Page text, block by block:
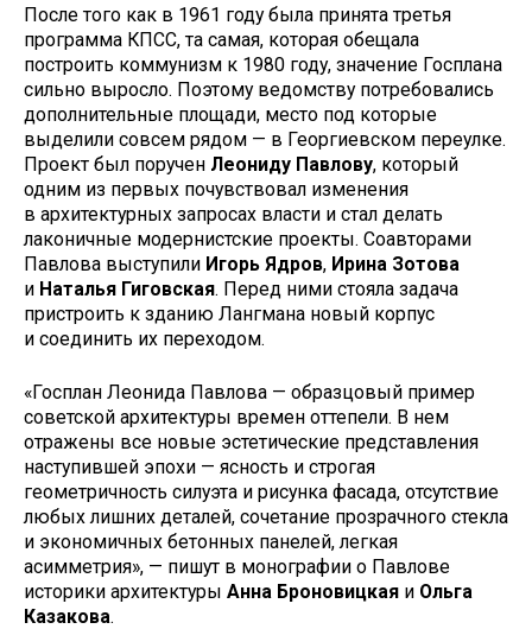
После того как в 1961 году была принята третья
программа КПСС, та самая, которая обещала
построить коммунизм к 1980 году, значение Госплана
сильно выросло. Поэтому ведомству потребовались
дополнительные площади, место под которые
выделили совсем рядом — в Георгиевском переулке.
Проект был поручен Леониду Павлову, который
одним из первых почувствовал изменения
в архитектурных запросах власти и стал делать
лаконичные модернистские проекты. Соавторами
Павлова выступили Игорь Ядров, Ирина Зотова
и Наталья Гиговская. Перед ними стояла задача
пристроить к зданию Лангмана новый корпус
и соединить их переходом.
«Госплан Леонида Павлова — образцовый пример
советской архитектуры времен оттепели. В нем
отражены все новые эстетические представления
наступившей эпохи — ясность и строгая
геометричность силуэта и рисунка фасада, отсутствие
любых лишних деталей, сочетание прозрачного стекла
и экономичных бетонных панелей, легкая
асимметрия», — пишут в монографии о Павлове
историки архитектуры Анна Броновицкая и Ольга
Казакова.